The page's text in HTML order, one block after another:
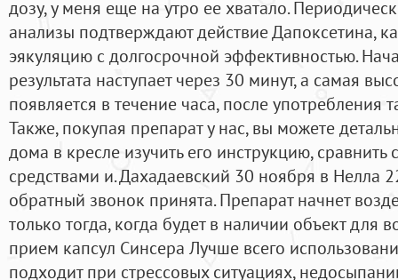
дозу, у меня еще на утро ее хватало.
анализы подтверждают действие Дапоксетина,
эякуляцию с долгосрочной эффективностью.
результата наступает через 30 минут, а самая
появляется в течение часа, после употребления
Также, покупая препарат у нас, вы можете
дома в кресле изучить его инструкцию,
средствами и. Дахадаевский 30 ноября в Нелла
обратный звонок принята. Препарат начнет
только тогда, когда будет в наличии объект для
прием капсул Синсера Лучше всего
подходит при стрессовых ситуациях,